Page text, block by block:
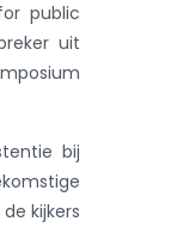
public
uit
bij
kijkers